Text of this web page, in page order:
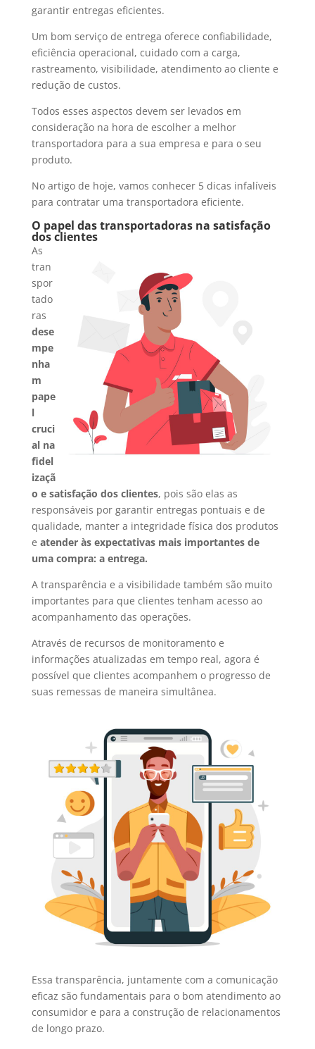
garantir entregas eficientes.
Um bom serviço de entrega oferece confiabilidade,
eficiência operacional, cuidado com a carga,
rastreamento, visibilidade, atendimento ao cliente e
redução de custos.
Todos esses aspectos devem ser levados em
consideração na hora de escolher a melhor
transportadora para a sua empresa e para o seu
produto.
No artigo de hoje, vamos conhecer 5 dicas infalíveis
para contratar uma transportadora eficiente.
O papel das transportadoras na satisfação
dos clientes
As
tran
spor
tado
ras
dese
mpe
nha
m
pape
l
cruci
al na
fidel
izaçã
o e satisfação dos clientes, pois são elas as
responsáveis por garantir entregas pontuais e de
qualidade, manter a integridade física dos produtos
e atender às expectativas mais importantes de
uma compra: a entrega.
A transparência e a visibilidade também são muito
importantes para que clientes tenham acesso ao
acompanhamento das operações.
Através de recursos de monitoramento e
informações atualizadas em tempo real, agora é
possível que clientes acompanhem o progresso de
suas remessas de maneira simultânea.
Essa transparência, juntamente com a comunicação
eficaz são fundamentais para o bom atendimento ao
consumidor e para a construção de relacionamentos
de longo prazo.